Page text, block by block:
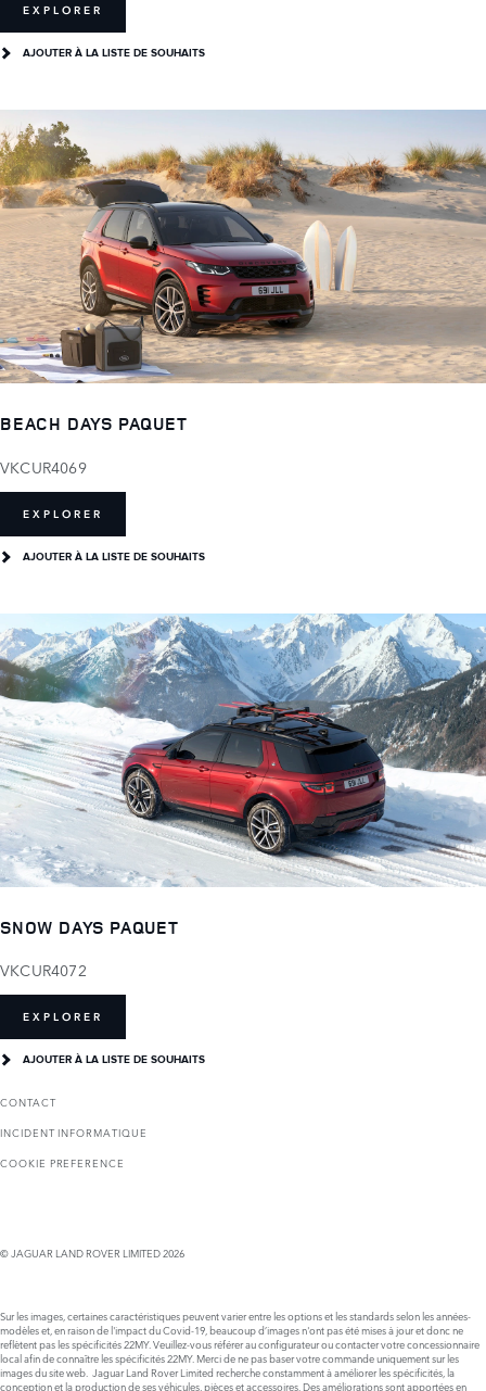
EXPLORER
AJOUTER À LA LISTE DE SOUHAITS
BEACH DAYS PAQUET
VKCUR4069
EXPLORER
AJOUTER À LA LISTE DE SOUHAITS
SNOW DAYS PAQUET
VKCUR4072
EXPLORER
AJOUTER À LA LISTE DE SOUHAITS
CONTACT
INCIDENT INFORMATIQUE
COOKIE PREFERENCE
© JAGUAR LAND ROVER LIMITED 2026
Sur les images, certaines caractéristiques peuvent varier entre les options et les standards selon les années-
modèles et, en raison de l'impact du Covid-19, beaucoup d’images n'ont pas été mises à jour et donc ne
reflètent pas les spécificités 22MY. Veuillez-vous référer au configurateur ou contacter votre concessionnaire
local afin de connaître les spécificités 22MY. Merci de ne pas baser votre commande uniquement sur les
images du site web. Jaguar Land Rover Limited recherche constamment à améliorer les spécificités, la
conception et la production de ses véhicules, pièces et accessoires. Des améliorations sont apportées en